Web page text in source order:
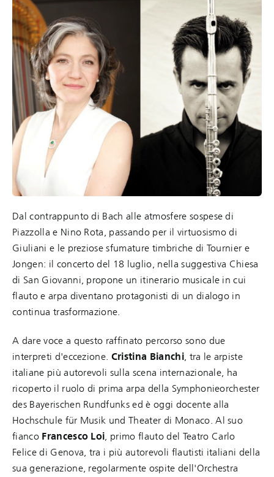
Dal contrappunto di Bach alle atmosfere sospese di
Piazzolla e Nino Rota, passando per il virtuosismo di
Giuliani e le preziose sfumature timbriche di Tournier e
Jongen: il concerto del 18 luglio, nella suggestiva Chiesa
di San Giovanni, propone un itinerario musicale in cui
flauto e arpa diventano protagonisti di un dialogo in
continua trasformazione.
A dare voce a questo raffinato percorso sono due
interpreti d'eccezione. Cristina Bianchi, tra le arpiste
italiane più autorevoli sulla scena internazionale, ha
ricoperto il ruolo di prima arpa della Symphonieorchester
des Bayerischen Rundfunks ed è oggi docente alla
Hochschule für Musik und Theater di Monaco. Al suo
fianco Francesco Loi , primo flauto del Teatro Carlo
Felice di Genova, tra i più autorevoli flautisti italiani della
sua generazione, regolarmente ospite dell'Orchestra